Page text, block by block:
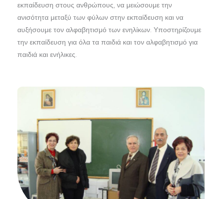
εκπαίδευση στους ανθρώπους, να μειώσουμε την
ανισότητα μεταξύ των φύλων στην εκπαίδευση και να
αυξήσουμε τον αλφαβητισμό των ενηλίκων. Υποστηρίζουμε
την εκπαίδευση για όλα τα παιδιά και τον αλφαβητισμό για
παιδιά και ενήλικες.